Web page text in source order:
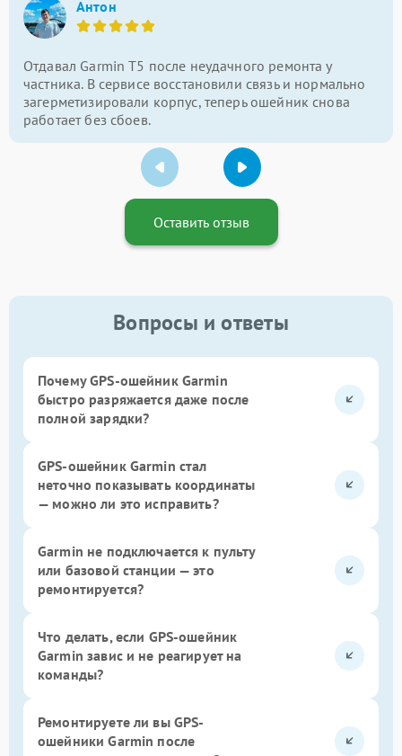
Антон
Отдавал Garmin T5 после неудачного ремонта у
частника. В сервисе восстановили связь и нормально
загерметизировали корпус, теперь ошейник снова
работает без сбоев.
Оставить отзыв
Вопросы и ответы
Почему GPS-ошейник Garmin
быстро разряжается даже после
полной зарядки?
GPS-ошейник Garmin стал
неточно показывать координаты
— можно ли это исправить?
Garmin не подключается к пульту
или базовой станции — это
ремонтируется?
Что делать, если GPS-ошейник
Garmin завис и не реагирует на
команды?
Ремонтируете ли вы GPS-
ошейники Garmin после